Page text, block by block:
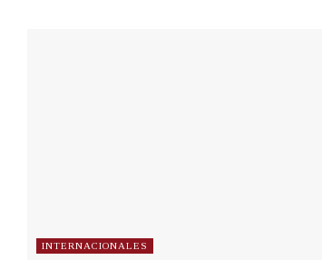
INTERNACIONALES